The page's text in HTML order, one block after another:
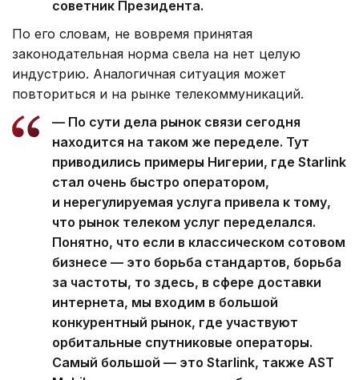
советник Президента.
По его словам, не вовремя принятая
законодательная норма свела на нет целую
индустрию. Аналогичная ситуация может
повториться и на рынке телекоммуникаций.
— По сути дела рынок связи сегодня
находится на таком же переделе. Тут
приводились примеры Нигерии, где Starlink
стал очень быстро оператором,
и нерегулируемая услуга привела к тому,
что рынок телеком услуг переделался.
Понятно, что если в классическом сотовом
бизнесе — это борьба стандартов, борьба
за частоты, то здесь, в сфере доставки
интернета, мы входим в большой
конкурентный рынок, где участвуют
орбитальные спутниковые операторы.
Самый большой — это Starlink, также AST